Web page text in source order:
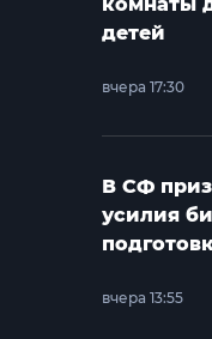
детей
вчера 17:30
В СФ
усилия
вчера 13:55